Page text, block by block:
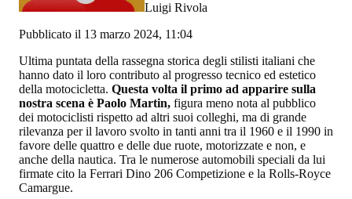
Luigi Rivola
Pubblicato il 13 marzo 2024, 11:04
Ultima puntata della rassegna storica degli stilisti italiani che
hanno dato il loro contributo al progresso tecnico ed estetico
della motocicletta. Questa volta il primo ad apparire sulla
nostra scena è Paolo Martin, figura meno nota al pubblico
dei motociclisti rispetto ad altri suoi colleghi, ma di grande
rilevanza per il lavoro svolto in tanti anni tra il 1960 e il 1990 in
favore delle quattro e delle due ruote, motorizzate e non, e
anche della nautica. Tra le numerose automobili speciali da lui
firmate cito la Ferrari Dino 206 Competizione e la Rolls-Royce
Camargue.